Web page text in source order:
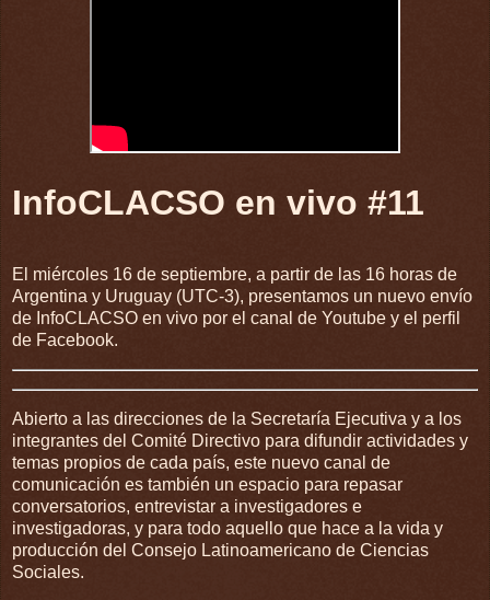
InfoCLACSO en vivo #11
El miércoles 16 de septiembre, a partir de las 16 horas de
Argentina y Uruguay (UTC-3), presentamos un nuevo envío
de InfoCLACSO en vivo por el canal de Youtube y el perfil
de Facebook.
Abierto a las direcciones de la Secretaría Ejecutiva y a los
integrantes del Comité Directivo para difundir actividades y
temas propios de cada país, este nuevo canal de
comunicación es también un espacio para repasar
conversatorios, entrevistar a investigadores e
investigadoras, y para todo aquello que hace a la vida y
producción del Consejo Latinoamericano de Ciencias
Sociales.